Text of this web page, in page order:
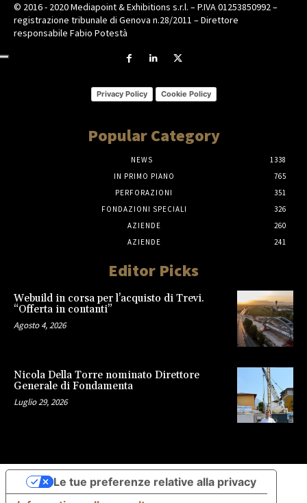
© 2016 - 2020 Mediapoint & Exhibitions s.r.l. – P.IVA 01253850992 –
registrazione tribunale di Genova n.28/2011 – Direttore
responsabile Fabio Potestà
Privacy Policy Cookie Policy
Popular Category
NEWS
1338
IN PRIMO PIANO
765
PERFORAZIONI
351
FONDAZIONI SPECIALI
326
AZIENDE
260
AZIENDE
241
Editor Picks
Webuild in corsa per l’acquisto di Trevi.
“Offerta in contanti”
Agosto 4, 2026
Nicola Della Torre nominato Direttore
Generale di Fondamenta
Luglio 29, 2026
Le tue preferenze relative alla privacy